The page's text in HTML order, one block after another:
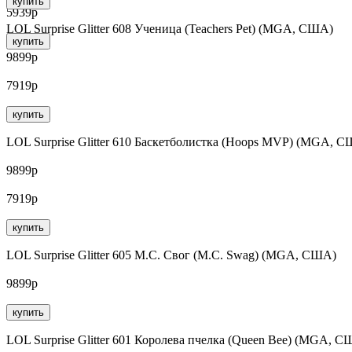
5939р
купить
LOL Surprise Glitter 608 Ученица (Teachers Pet) (MGA, США)
9899р
7919р
купить
LOL Surprise Glitter 610 Баскетболистка (Hoops MVP) (MGA,
9899р
7919р
купить
LOL Surprise Glitter 605 М.С. Свог (M.C. Swag) (MGA, США)
9899р
купить
LOL Surprise Glitter 601 Королева пчелка (Queen Bee) (MGA,